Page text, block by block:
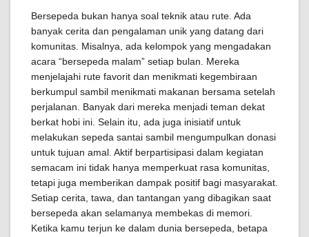
Bersepeda bukan hanya soal teknik atau rute. Ada
banyak cerita dan pengalaman unik yang datang dari
komunitas. Misalnya, ada kelompok yang mengadakan
acara “bersepeda malam” setiap bulan. Mereka
menjelajahi rute favorit dan menikmati kegembiraan
berkumpul sambil menikmati makanan bersama setelah
perjalanan. Banyak dari mereka menjadi teman dekat
berkat hobi ini. Selain itu, ada juga inisiatif untuk
melakukan sepeda santai sambil mengumpulkan donasi
untuk tujuan amal. Aktif berpartisipasi dalam kegiatan
semacam ini tidak hanya memperkuat rasa komunitas,
tetapi juga memberikan dampak positif bagi masyarakat.
Setiap cerita, tawa, dan tantangan yang dibagikan saat
bersepeda akan selamanya membekas di memori.
Ketika kamu terjun ke dalam dunia bersepeda, betapa